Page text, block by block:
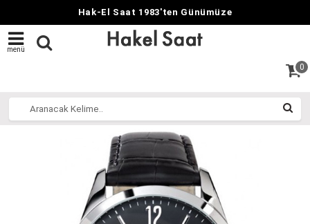
Hak-El Saat 1983'ten Günümüze
menü
0